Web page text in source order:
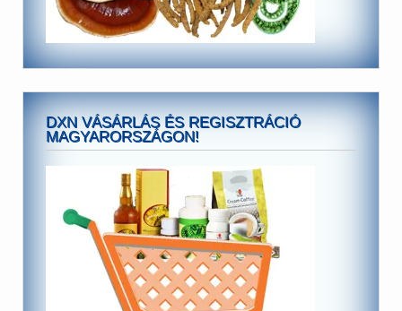
DXN VÁSÁRLÁS ÉS REGISZTRÁCIÓ
MAGYARORSZÁGON!